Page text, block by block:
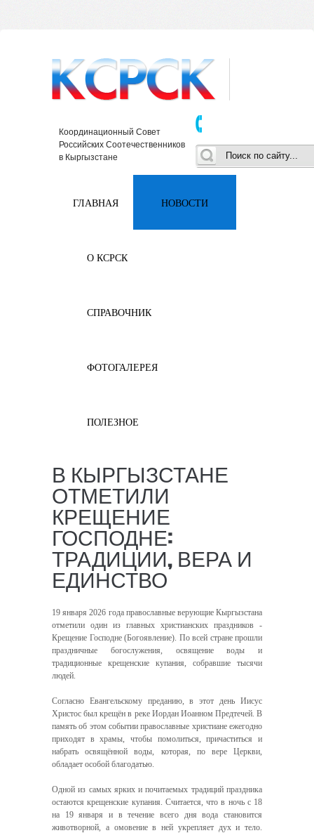
Координационный Совет
Российских Соотечественников
в Кыргызстане
ГЛАВНАЯ НОВОСТИ
О КСРСК
СПРАВОЧНИК
ФОТОГАЛЕРЕЯ
ПОЛЕЗНОЕ
В КЫРГЫЗСТАНЕ
ОТМЕТИЛИ
КРЕЩЕНИЕ
ГОСПОДНЕ:
ТРАДИЦИИ, ВЕРА И
ЕДИНСТВО
19 января 2026 года православные верующие Кыргызстана
отметили один из главных христианских праздников -
Крещение Господне (Богоявление). По всей стране прошли
праздничные богослужения, освящение воды и
традиционные крещенские купания, собравшие тысячи
людей.
Согласно Евангельскому преданию, в этот день Иисус
Христос был крещён в реке Иордан Иоанном Предтечей. В
память об этом событии православные христиане ежегодно
приходят в храмы, чтобы помолиться, причаститься и
набрать освящённой воды, которая, по вере Церкви,
обладает особой благодатью.
Одной из самых ярких и почитаемых традиций праздника
остаются крещенские купания. Считается, что в ночь с 18
на 19 января и в течение всего дня вода становится
животворной, а омовение в ней укрепляет дух и тело.